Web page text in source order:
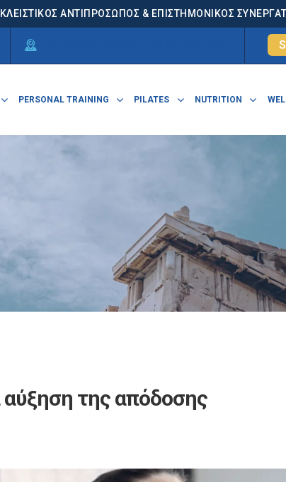
ΑΝΤΙΠΡΟΣΩΠΟΣ & ΕΠΙΣΤΗΜΟΝΙΚΟΣ
PERSONAL TRAINING PILATES NUTRITION
της απόδοσης